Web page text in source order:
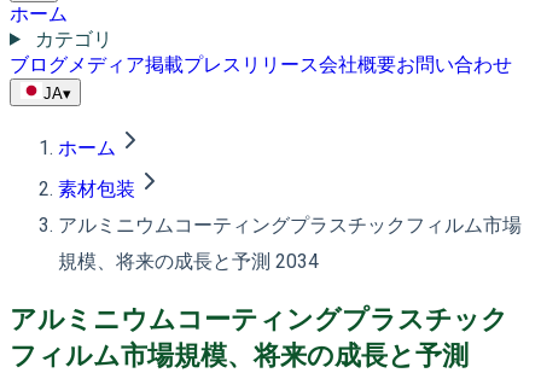
ホーム
カテゴリ
ブログメディア掲載プレスリリース会社概要お問い合わせ
JA▾
ホーム
素材包装
アルミニウムコーティングプラスチックフィルム市場
規模、将来の成長と予測 2034
アルミニウムコーティングプラスチック
フィルム市場規模、将来の成長と予測